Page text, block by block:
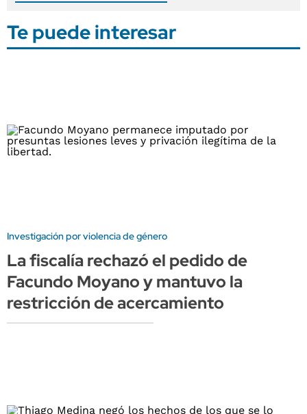
Te puede interesar
Investigación por violencia de género
La fiscalía rechazó el pedido de
Facundo Moyano y mantuvo la
restricción de acercamiento